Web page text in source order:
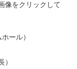
像をクリックして
ール）